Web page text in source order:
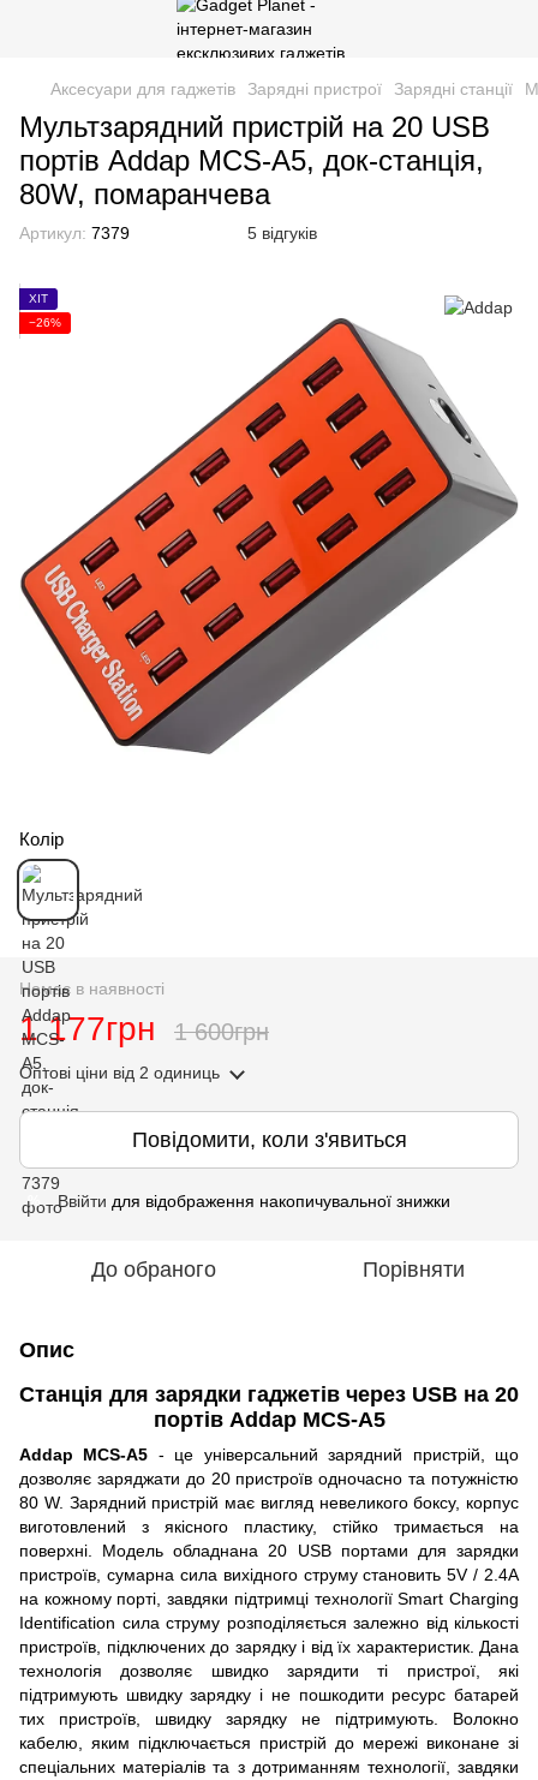
Аксесуари для гаджетів Зарядні пристрої Зарядні станції
Мультзарядний пристрій на 20 USB
портів Addap MCS-A5, док-станція,
80W, помаранчева
Артикул: 7379 5 відгуків
ХІТ
−26%
Колір
Немає в наявності
1 177грн 1 600грн
Оптові ціни від 2 одиниць
Повідомити, коли з'явиться
% Ввійти для відображення накопичувальної знижки
До обраного Порівняти
Опис
Станція для зарядки гаджетів через USB на 20
портів Addap MCS-A5
Addap MCS-A5 - це універсальний зарядний пристрій, що
дозволяє заряджати до 20 пристроїв одночасно та потужністю
80 W. Зарядний пристрій має вигляд невеликого боксу, корпус
виготовлений з якісного пластику, стійко тримається на
поверхні. Модель обладнана 20 USB портами для зарядки
пристроїв, сумарна сила вихідного струму становить 5V / 2.4A
на кожному порті, завдяки підтримці технології Smart Charging
Identification сила струму розподіляється залежно від кількості
пристроїв, підключених до зарядку і від їх характеристик. Дана
технологія дозволяє швидко зарядити ті пристрої, які
підтримують швидку зарядку і не пошкодити ресурс батарей
тих пристроїв, швидку зарядку не підтримують. Волокно
кабелю, яким підключається пристрій до мережі виконане зі
спеціальних матеріалів та з дотриманням технології, завдяки